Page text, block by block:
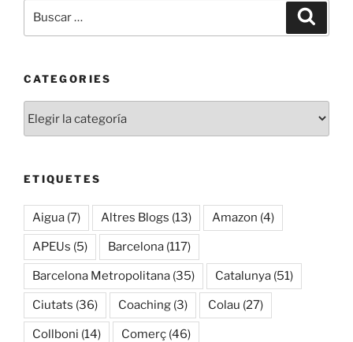
por:
CATEGORIES
ETIQUETES
Aigua (7) Altres Blogs (13) Amazon (4)
APEUs (5) Barcelona (117)
Barcelona Metropolitana (35) Catalunya (51)
Ciutats (36) Coaching (3) Colau (27)
Collboni (14) Comerç (46)